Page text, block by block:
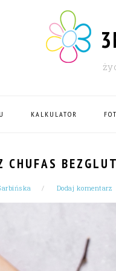
KALKULATOR
Dodaj komentarz